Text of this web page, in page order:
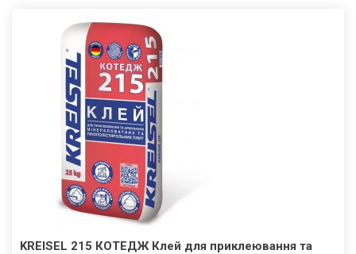
KREISEL 215 КОТЕДЖ Клей для приклеювання та